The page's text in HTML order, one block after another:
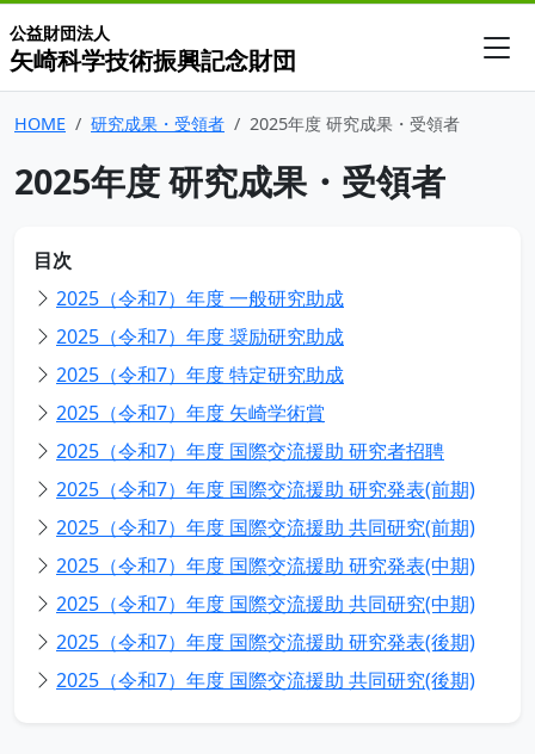
公益財団法人
矢崎科学技術振興記念財団
HOME 研究成果・受領者 2025年度 研究成果・受領者
2025年度 研究成果・受領者
目次
2025（令和7）年度 一般研究助成
2025（令和7）年度 奨励研究助成
2025（令和7）年度 特定研究助成
2025（令和7）年度 矢崎学術賞
2025（令和7）年度 国際交流援助 研究者招聘
2025（令和7）年度 国際交流援助 研究発表(前期)
2025（令和7）年度 国際交流援助 共同研究(前期)
2025（令和7）年度 国際交流援助 研究発表(中期)
2025（令和7）年度 国際交流援助 共同研究(中期)
2025（令和7）年度 国際交流援助 研究発表(後期)
2025（令和7）年度 国際交流援助 共同研究(後期)